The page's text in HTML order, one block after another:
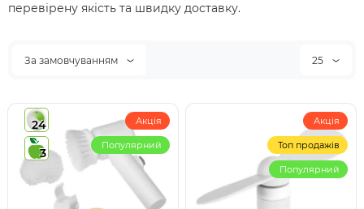
перевірену якість та швидку доставку.
За замовчуванням 25
24
3
Акція
Популярний
Акція
Топ продажів
Популярний